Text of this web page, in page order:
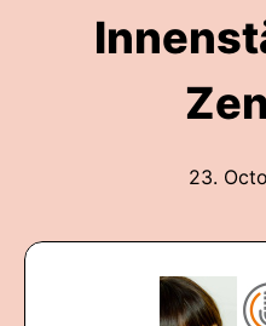
23.